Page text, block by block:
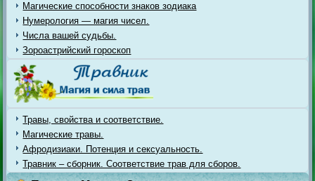
Магические способности знаков зодиака
Нумерология — магия чисел.
Числа вашей судьбы.
Зороастрийский гороскоп
Травы, свойства и соответствие.
Магические травы.
Афродизиаки. Потенция и сексуальность.
Травник – сборник. Соответствие трав для сборов.